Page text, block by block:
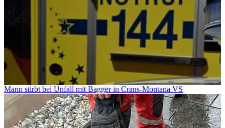
Mann stirbt bei Unfall mit Bagger in Crans-Montana VS